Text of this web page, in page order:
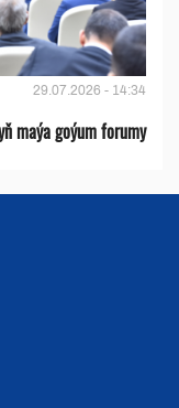
29.07.2026 - 14:34
maýa goýum forumy